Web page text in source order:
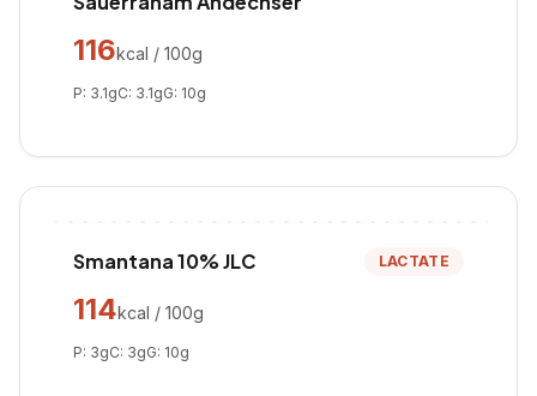
116kcal / 100g
P: 3.1gC: 3.1gG: 10g
Smantana 10% JLC LACTATE
114kcal / 100g
P: 3gC: 3gG: 10g